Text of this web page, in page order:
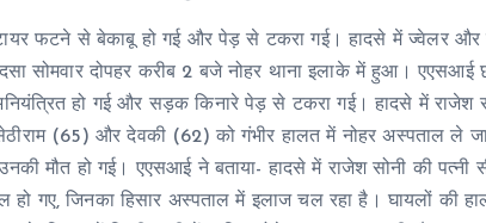
फटने से बेकाबू हो गई और पेड़ से टकरा गई। हादसे में ज्वेलर और
सोमवार दोपहर करीब 2 बजे नोहर थाना इलाके में हुआ। एएसआई
हो गई और सड़क किनारे पेड़ से टकरा गई। हादसे में राजेश
(65) और देवकी (62) को गंभीर हालत में नोहर अस्पताल ले
मौत हो गई। एएसआई ने बताया- हादसे में राजेश सोनी की पत्नी
हो गए, जिनका हिसार अस्पताल में इलाज चल रहा है। घायलों की